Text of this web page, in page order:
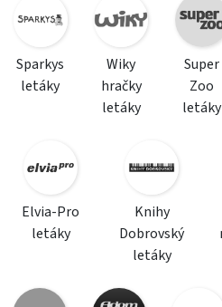
Sparkys
letáky
Wiky
hračky
letáky
Super
Zoo
letáky
Elvia-Pro
letáky
Knihy
Dobrovský
letáky